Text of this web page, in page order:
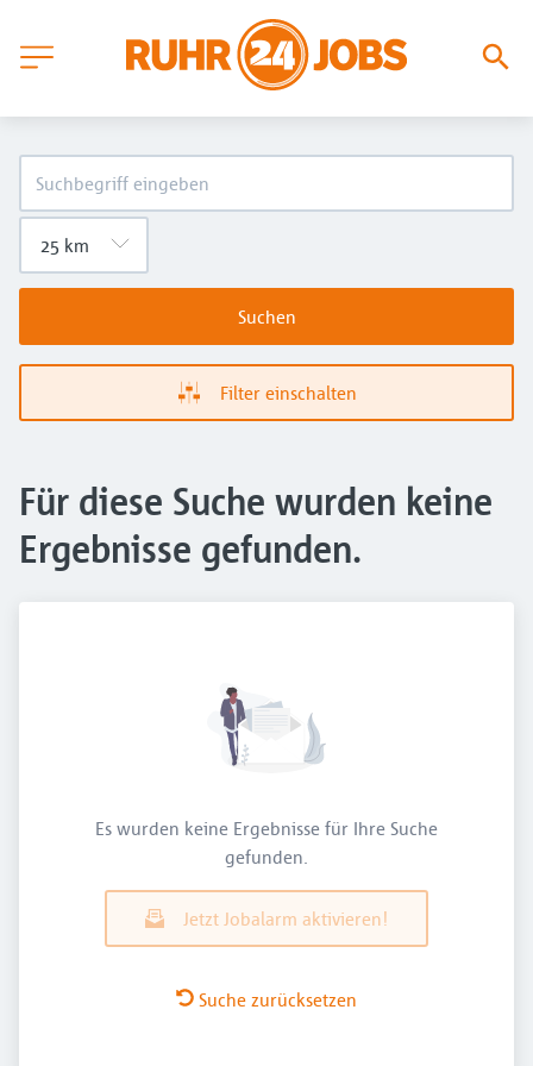
Suchen
Filter einschalten
Für diese Suche wurden keine
Ergebnisse gefunden.
Es wurden keine Ergebnisse für Ihre Suche
gefunden.
Jetzt Jobalarm aktivieren!
Suche zurücksetzen